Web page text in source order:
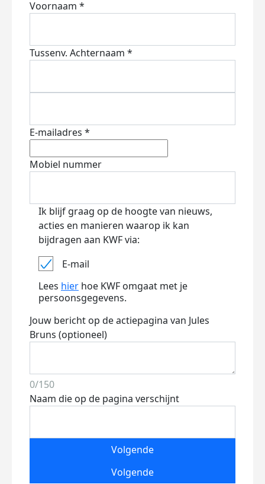
Voornaam *
Tussenv. Achternaam *
E-mailadres *
Mobiel nummer
Ik blijf graag op de hoogte van nieuws,
acties en manieren waarop ik kan
bijdragen aan KWF via:
E-mail
Lees hier hoe KWF omgaat met je
persoonsgegevens.
Jouw bericht op de actiepagina van Jules
Bruns (optioneel)
0/150
Naam die op de pagina verschijnt
Volgende
Volgende